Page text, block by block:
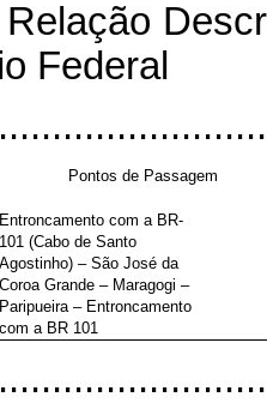
Relação
Federal
Pontos de Passagem
Entroncamento com a BR-
101 (Cabo de Santo
Agostinho) – São José da
Coroa Grande – Maragogi –
Paripueira – Entroncamento
com a BR 101